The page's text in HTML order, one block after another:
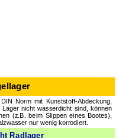
Norm mit Kunststoff-Abdeckung,
nicht wasserdicht sind, können
(z.B. beim Slippen eines Bootes),
nur wenig korrodiert.
Radlager